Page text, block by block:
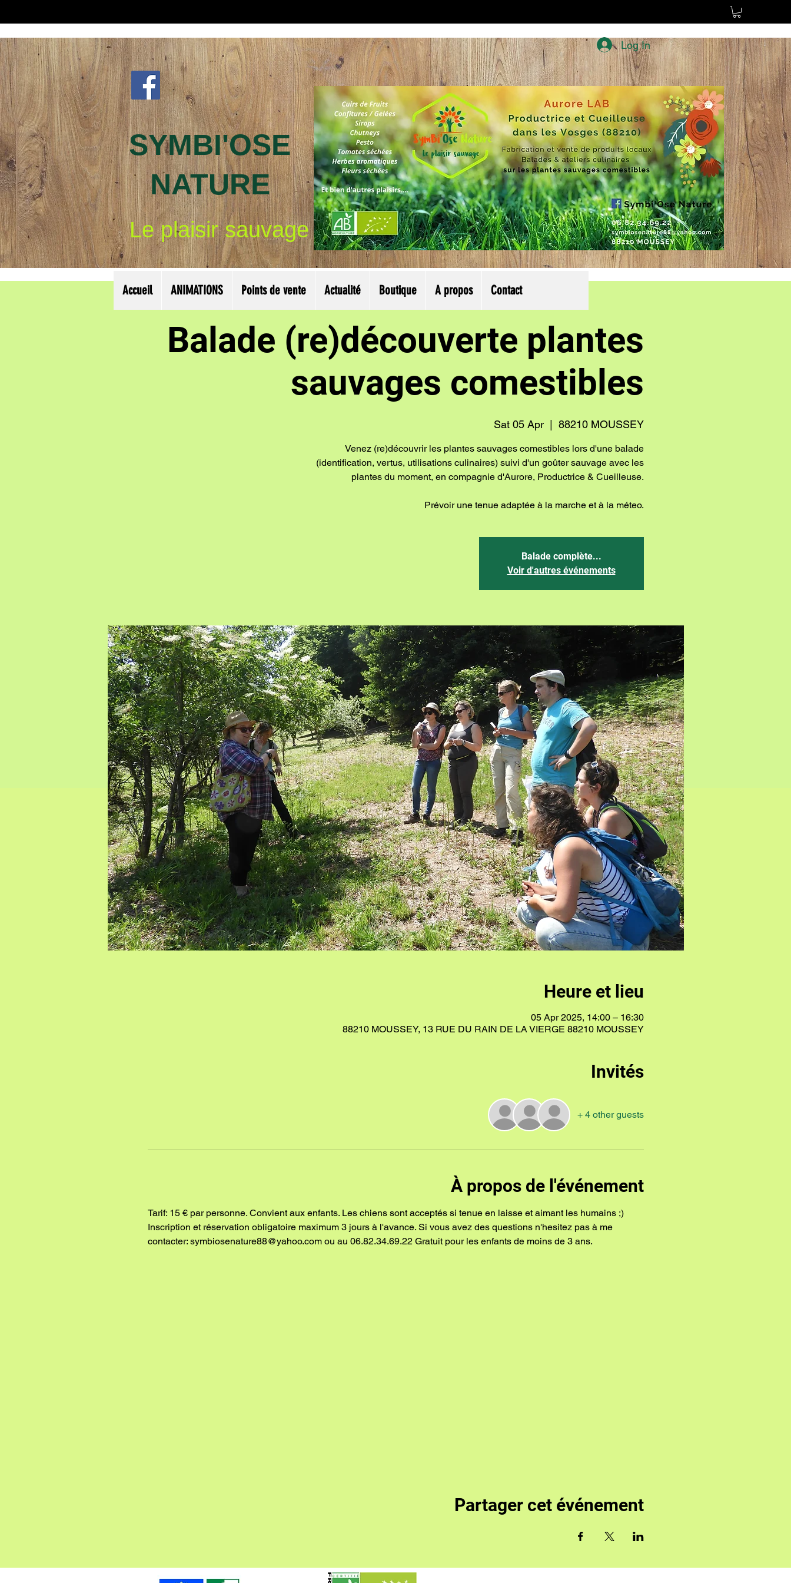
SYMBI'OSE
NATURE
Le plaisir sauvage
Log In
Balade (re)découverte plantes
sauvages comestibles
Sat 05 Apr
  |
88210 MOUSSEY
Venez (re)découvrir les plantes sauvages comestibles lors d'une balade
(identification, vertus, utilisations culinaires) suivi d'un goûter sauvage avec les
plantes du moment, en compagnie d'Aurore, Productrice & Cueilleuse.
Prévoir une tenue adaptée à la marche et à la méteo.
Balade complète...
Voir d'autres événements
Heure et lieu
05 Apr 2025, 14:00 – 16:30
88210 MOUSSEY, 13 RUE DU RAIN DE LA VIERGE 88210 MOUSSEY
Invités
+ 4 other guests
À propos de l'événement
Tarif: 15 € par personne. Convient aux enfants. Les chiens sont acceptés si tenue en laisse et aimant les humains ;)
Inscription et réservation obligatoire maximum 3 jours à l'avance. Si vous avez des questions n'hesitez pas à me
contacter: symbiosenature88@yahoo.com ou au 06.82.34.69.22 Gratuit pour les enfants de moins de 3 ans.
Partager cet événement
Accueil ANIMATIONS Points de vente Actualité Boutique A propos Contact